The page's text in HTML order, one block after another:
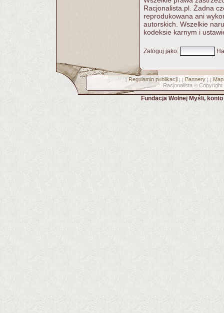
Racjonalista.pl. Żadna
reprodukowana ani
autorskich. Wszelkie
kodeksie karnym i
Zaloguj jako:
[ Regulamin publikacji] [ Bannery] [
Racjonalista © Copyright
Fundacja Wolnej Myśli,